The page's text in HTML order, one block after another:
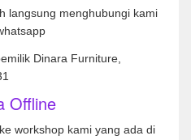
langsung menghubungi kami
Dinara Furniture,
Offline
workshop kami yang ada di